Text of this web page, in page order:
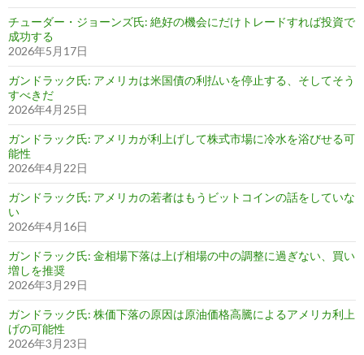
チューダー・ジョーンズ氏: 絶好の機会にだけトレードすれば投資で
成功する
2026年5月17日
ガンドラック氏: アメリカは米国債の利払いを停止する、そしてそう
すべきだ
2026年4月25日
ガンドラック氏: アメリカが利上げして株式市場に冷水を浴びせる可
能性
2026年4月22日
ガンドラック氏: アメリカの若者はもうビットコインの話をしていな
い
2026年4月16日
ガンドラック氏: 金相場下落は上げ相場の中の調整に過ぎない、買い
増しを推奨
2026年3月29日
ガンドラック氏: 株価下落の原因は原油価格高騰によるアメリカ利上
げの可能性
2026年3月23日